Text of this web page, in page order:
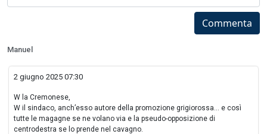
Commenta
Manuel
2 giugno 2025 07:30
W la Cremonese,
W il sindaco, anch’esso autore della promozione grigiorossa... e così
tutte le magagne se ne volano via e la pseudo-opposizione di
centrodestra se lo prende nel cavagno.